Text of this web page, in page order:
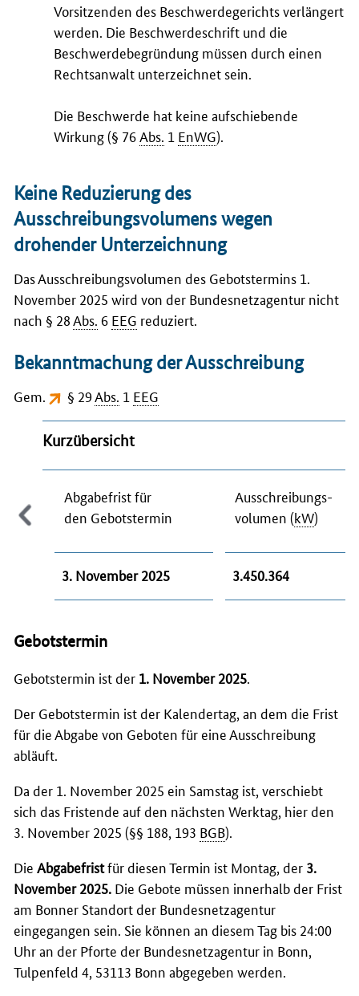
Vorsitzenden des Beschwerdegerichts verlängert
werden. Die Beschwerdeschrift und die
Beschwerdebegründung müssen durch einen
Rechtsanwalt unterzeichnet sein.
Die Beschwerde hat keine aufschiebende
Wirkung (§ 76Abs. 1 EnWG).
Keine Reduzierung des
Ausschreibungsvolumens wegen
drohender Unterzeichnung
Das Ausschreibungsvolumen des Gebotstermins 1.
November 2025 wird von der Bundesnetzagentur nicht
nach § 28Abs. 6 EEG reduziert.
Bekanntmachung der Ausschreibung
Gem. § 29Abs. 1 EEG
Kurzübersicht
Abgabefrist für
den Gebotstermin
Ausschreibungs-
volumen (kW)
3. November 2025 3.450.364
Gebotstermin
Gebotstermin ist der 1. November 2025.
Der Gebotstermin ist der Kalendertag, an dem die Frist
für die Abgabe von Geboten für eine Ausschreibung
abläuft.
Da der 1. November 2025 ein Samstag ist, verschiebt
sich das Fristende auf den nächsten Werktag, hier den
3. November 2025 (§§ 188, 193 BGB).
Die Abgabefristfür diesen Termin ist Montag, der 3.
November 2025. Die Gebote müssen innerhalb der Frist
am Bonner Standort der Bundesnetzagentur
eingegangen sein. Sie können an diesem Tag bis 24:00
Uhr an der Pforte der Bundesnetzagentur in Bonn,
Tulpenfeld 4, 53113 Bonn abgegeben werden.